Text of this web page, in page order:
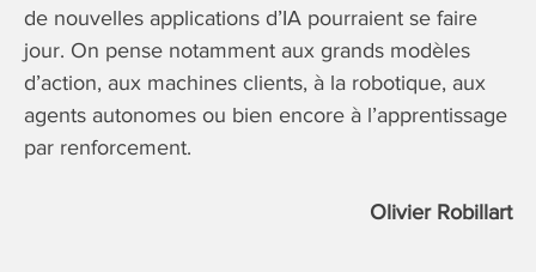
de nouvelles applications d’IA pourraient se faire
jour. On pense notamment aux grands modèles
d’action, aux machines clients, à la robotique, aux
agents autonomes ou bien encore à l’apprentissage
par renforcement.
Olivier Robillart